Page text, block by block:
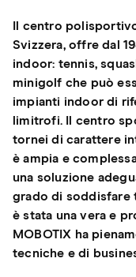
Il centro
Svizzera, offre dal
indoor: tennis,
minigolf che può
impianti indoor di
limitrofi. Il centro
tornei di carattere
è ampia e
una soluzione
grado di soddisfare
è stata una vera e
MOBOTIX ha
tecniche e di